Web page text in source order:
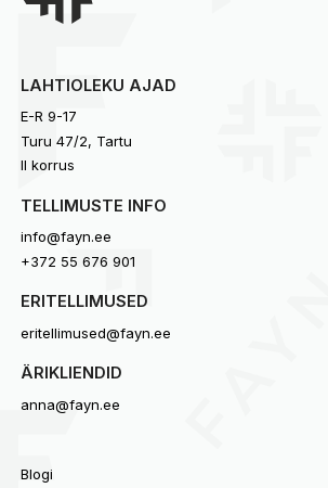
LAHTIOLEKU AJAD
E-R 9-17
Turu 47/2, Tartu
II korrus
TELLIMUSTE INFO
info@fayn.ee
+372 55 676 901
ERITELLIMUSED
eritellimused@fayn.ee
ÄRIKLIENDID
anna@fayn.ee
Blogi